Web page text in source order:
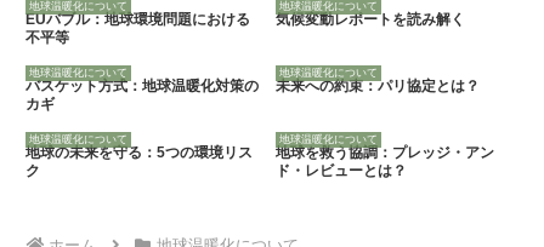
地球温暖化について
EUバブル：地球環境問題における
不平等
地球温暖化について
気候変動レポートを読み解く
地球温暖化について
バスケット方式：地球温暖化対策の
カギ
地球温暖化について
未来への約束：パリ協定とは？
地球温暖化について
地球の未来を守る：5つの環境リス
ク
地球温暖化について
地球を救う協調：プレッジ・アン
ド・レビューとは？